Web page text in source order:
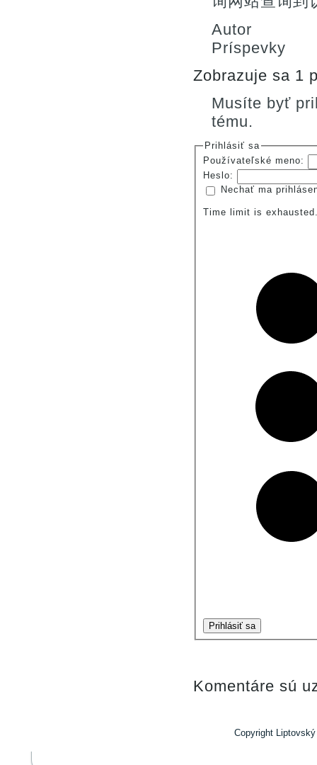
Autor
Príspevky
Zobrazuje sa 1
Musíte byť
tému.
Prihlásiť sa
Používateľské meno:
Heslo:
Nechať ma
Time limit is
Prihlásiť sa
Komentáre sú
Copyright